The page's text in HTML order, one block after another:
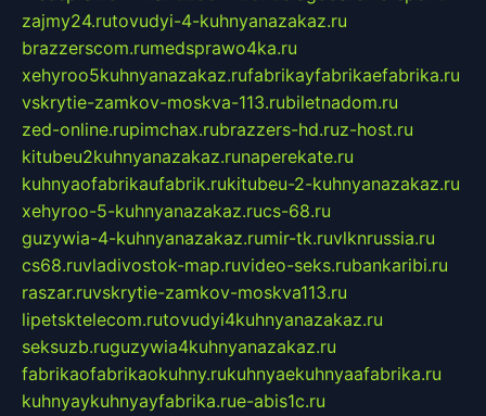
zajmy24.rutovudyi-4-kuhnyanazakaz.ru
brazzerscom.rumedsprawo4ka.ru
xehyroo5kuhnyanazakaz.rufabrikayfabrikaefabrika.ru
vskrytie-zamkov-moskva-113.rubiletnadom.ru
zed-online.rupimchax.rubrazzers-hd.ruz-host.ru
kitubeu2kuhnyanazakaz.runaperekate.ru
kuhnyaofabrikaufabrik.rukitubeu-2-kuhnyanazakaz.ru
xehyroo-5-kuhnyanazakaz.rucs-68.ru
guzywia-4-kuhnyanazakaz.rumir-tk.ruvlknrussia.ru
cs68.ruvladivostok-map.ruvideo-seks.rubankaribi.ru
raszar.ruvskrytie-zamkov-moskva113.ru
lipetsktelecom.rutovudyi4kuhnyanazakaz.ru
seksuzb.ruguzywia4kuhnyanazakaz.ru
fabrikaofabrikaokuhny.rukuhnyaekuhnyaafabrika.ru
kuhnyaykuhnyayfabrika.rue-abis1c.ru